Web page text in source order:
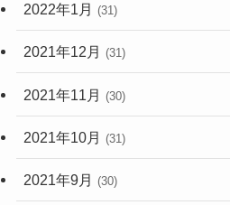
2022年1月 (31)
2021年12月 (31)
2021年11月 (30)
2021年10月 (31)
2021年9月 (30)